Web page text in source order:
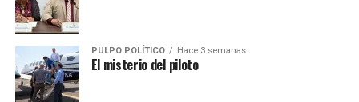
PULPO POLÍTICO Hace 3 semanas
El misterio del piloto